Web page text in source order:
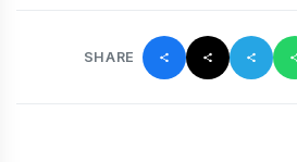
SHARE